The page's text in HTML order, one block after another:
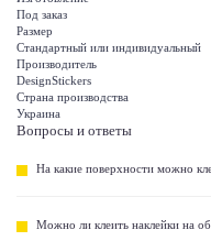
Под заказ
Размер
Стандартный или индивидуальный
Производитель
DesignStickers
Страна производства
Украина
Вопросы и ответы
На какие поверхности можно
Можно ли клеить наклейки на